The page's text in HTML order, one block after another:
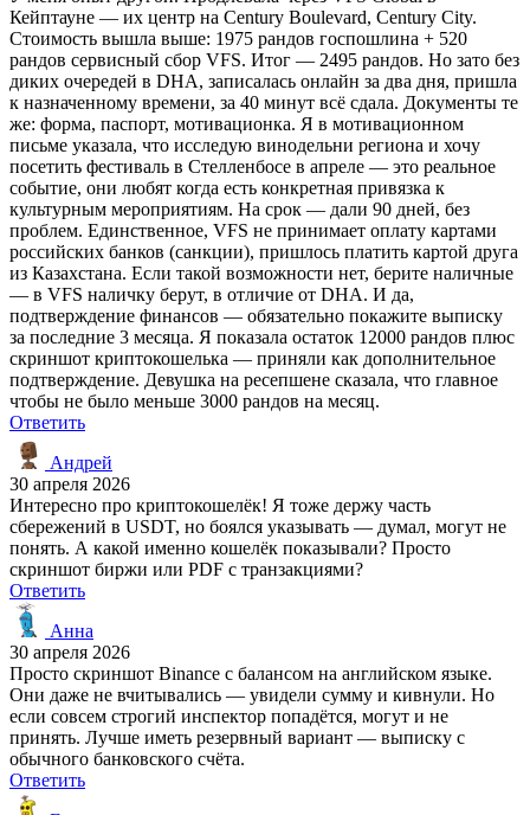
Кейптауне — их центр на Century Boulevard, Century City.
Стоимость вышла выше: 1975 рандов госпошлина + 520
рандов сервисный сбор VFS. Итог — 2495 рандов. Но зато без
диких очередей в DHA, записалась онлайн за два дня, пришла
к назначенному времени, за 40 минут всё сдала. Документы те
же: форма, паспорт, мотивационка. Я в мотивационном
письме указала, что исследую винодельни региона и хочу
посетить фестиваль в Стелленбосе в апреле — это реальное
событие, они любят когда есть конкретная привязка к
культурным мероприятиям. На срок — дали 90 дней, без
проблем. Единственное, VFS не принимает оплату картами
российских банков (санкции), пришлось платить картой друга
из Казахстана. Если такой возможности нет, берите наличные
— в VFS наличку берут, в отличие от DHA. И да,
подтверждение финансов — обязательно покажите выписку
за последние 3 месяца. Я показала остаток 12000 рандов плюс
скриншот криптокошелька — приняли как дополнительное
подтверждение. Девушка на ресепшене сказала, что главное
чтобы не было меньше 3000 рандов на месяц.
Ответить
Андрей
30 апреля 2026
Интересно про криптокошелёк! Я тоже держу часть
сбережений в USDT, но боялся указывать — думал, могут не
понять. А какой именно кошелёк показывали? Просто
скриншот биржи или PDF с транзакциями?
Ответить
Анна
30 апреля 2026
Просто скриншот Binance с балансом на английском языке.
Они даже не вчитывались — увидели сумму и кивнули. Но
если совсем строгий инспектор попадётся, могут и не
принять. Лучше иметь резервный вариант — выписку с
обычного банковского счёта.
Ответить